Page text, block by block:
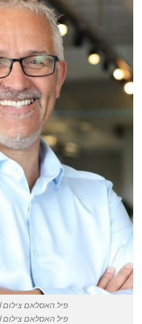
פיל האסלאם צילום MDS Global.
פיל האסלאם צילום MDS Global.